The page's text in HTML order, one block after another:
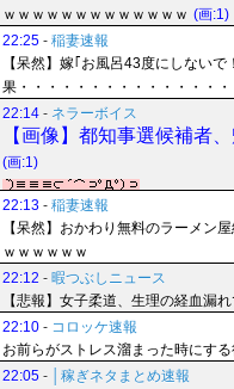
ｗｗｗｗｗｗｗｗｗｗｗｗｗ (画:1)
22:25 - 稲妻速報
【呆然】嫁｢お風呂43度にしない
果・・・・・・・・・・・・・・・
22:14 - ネラーボイス
【画像】都知事選候補者
(画:1)
22:13 - 稲妻速報
【呆然】おかわり無料のラーメン
ｗｗｗｗｗｗ
22:12 - 暇つぶしニュース
【悲報】女子柔道、生理の経血漏
22:10 - コロッケ速報
お前らがストレス溜まった時にす
22:05 -
│稼ぎネタまとめ速報